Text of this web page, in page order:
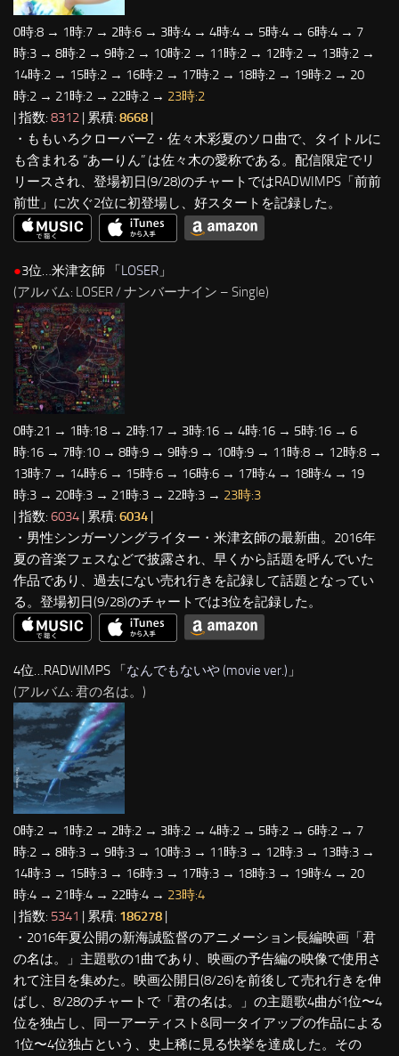
0時:8 → 1時:7 → 2時:6 → 3時:4 → 4時:4 → 5時:4 → 6時:4 → 7
時:3 → 8時:2 → 9時:2 → 10時:2 → 11時:2 → 12時:2 → 13時:2 →
14時:2 → 15時:2 → 16時:2 → 17時:2 → 18時:2 → 19時:2 → 20
時:2 → 21時:2 → 22時:2 → 23時:2
| 指数: 8312 | 累積: 8668 |
・ももいろクローバーZ・佐々木彩夏のソロ曲で、タイトルに
も含まれる “あーりん” は佐々木の愛称である。配信限定でリ
リースされ、登場初日(9/28)のチャートではRADWIMPS「前前
前世」に次ぐ2位に初登場し、好スタートを記録した。
●3位…米津玄師 「 LOSER 」
(アルバム: LOSER / ナンバーナイン – Single)
0時:21 → 1時:18 → 2時:17 → 3時:16 → 4時:16 → 5時:16 → 6
時:16 → 7時:10 → 8時:9 → 9時:9 → 10時:9 → 11時:8 → 12時:8 →
13時:7 → 14時:6 → 15時:6 → 16時:6 → 17時:4 → 18時:4 → 19
時:3 → 20時:3 → 21時:3 → 22時:3 → 23時:3
| 指数: 6034 | 累積: 6034
・男性シンガーソングライター・米津玄師の最新曲。2016年
夏の音楽フェスなどで披露され、早くから話題を呼んでいた
作品であり、過去にない売れ行きを記録して話題となってい
る。登場初日(9/28)のチャートでは3位を記録した。
4位…RADWIMPS 「なんでもないや (movie ver.) 」
(アルバム: 君の名は。)
0時:2 → 1時:2 → 2時:2 → 3時:2 → 4時:2 → 5時:2 → 6時:2 → 7
時:2 → 8時:3 → 9時:3 → 10時:3 → 11時:3 → 12時:3 → 13時:3 →
14時:3 → 15時:3 → 16時:3 → 17時:3 → 18時:3 → 19時:4 → 20
時:4 → 21時:4 → 22時:4 → 23時:4
| 指数: 5341 | 累積: 186278 |
・2016年夏公開の新海誠監督のアニメーション長編映画「君
の名は。」主題歌の1曲であり、映画の予告編の映像で使用さ
れて注目を集めた。映画公開日(8/26)を前後して売れ行きを伸
ばし、8/28のチャートで「君の名は。」の主題歌4曲が1位〜4
位を独占し、同一アーティスト&同一タイアップの作品による
1位〜4位独占という、史上稀に見る快挙を達成した。その